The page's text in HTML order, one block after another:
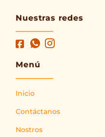
Nuestras redes
Menú
Inicio
Contáctanos
Nostros